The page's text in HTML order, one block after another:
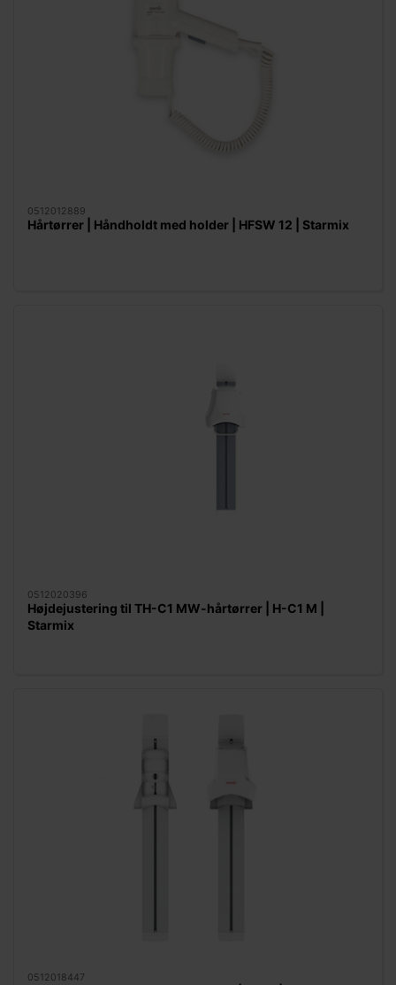
0512012889
Hårtørrer | Håndholdt med holder | HFSW 12 | Starmix
0512020396
Højdejustering til TH-C1 MW-hårtørrer | H-C1 M |
Starmix
0512018447